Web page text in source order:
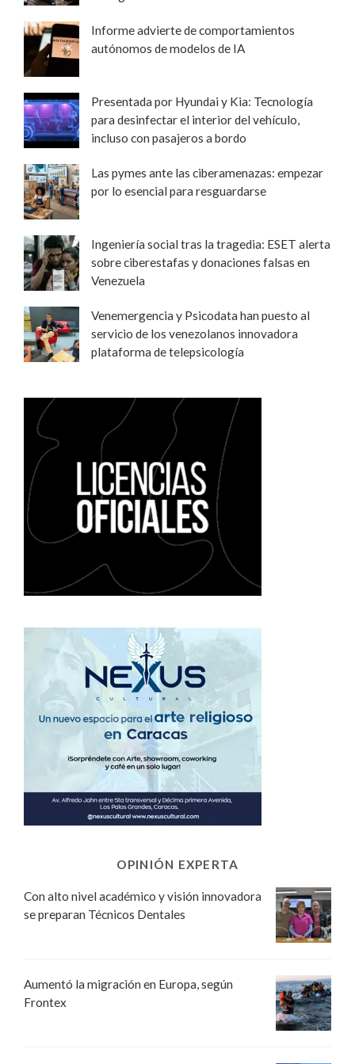
Informe advierte de comportamientos
autónomos de modelos de IA
Presentada por Hyundai y Kia: Tecnología
para desinfectar el interior del vehículo,
incluso con pasajeros a bordo
Las pymes ante las ciberamenazas: empezar
por lo esencial para resguardarse
Ingeniería social tras la tragedia: ESET alerta
sobre ciberestafas y donaciones falsas en
Venezuela
Venemergencia y Psicodata han puesto al
servicio de los venezolanos innovadora
plataforma de telepsicología
OPINIÓN EXPERTA
Con alto nivel académico y visión innovadora
se preparan Técnicos Dentales
Aumentó la migración en Europa, según
Frontex